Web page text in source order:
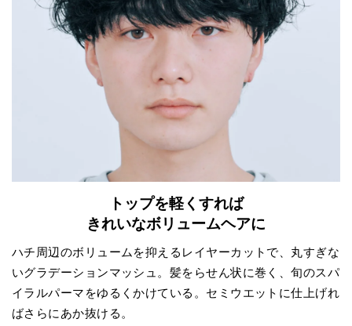
トップを軽くすれば
きれいなボリュームヘアに
ハチ周辺のボリュームを抑えるレイヤーカットで、丸すぎな
いグラデーションマッシュ。髪をらせん状に巻く、旬のスパ
イラルパーマをゆるくかけている。セミウエットに仕上げれ
ばさらにあか抜ける。